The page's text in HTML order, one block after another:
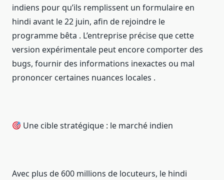
indiens pour qu’ils remplissent un formulaire en
hindi avant le 22 juin, afin de rejoindre le
programme bêta . L’entreprise précise que cette
version expérimentale peut encore comporter des
bugs, fournir des informations inexactes ou mal
prononcer certaines nuances locales .
Une cible stratégique : le marché indien
Avec plus de 600 millions de locuteurs, le hindi